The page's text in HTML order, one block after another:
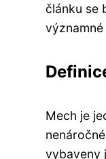
článku se
Mech je
vybaveny